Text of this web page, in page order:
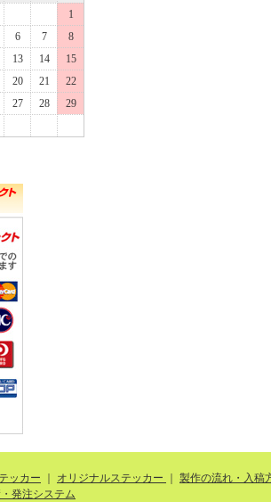
1
6 7
8
13 14
15
20 21
22
27 28
29
ッカー オリジナルステッカー
製作の流れ・入稿
発注システム